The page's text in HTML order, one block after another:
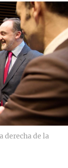
derecha de la